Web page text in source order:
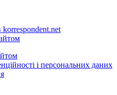
korrespondent.net
і персональних даних